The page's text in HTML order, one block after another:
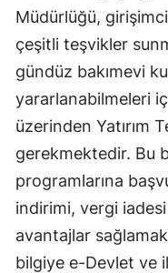
Müdürlüğü,
çeşitli teşvikler
gündüz bakımevi
yararlanabilmeleri
üzerinden Yatırım
gerekmektedir. Bu
programlarına
indirimi, vergi
avantajlar
bilgiye e-Devlet ve